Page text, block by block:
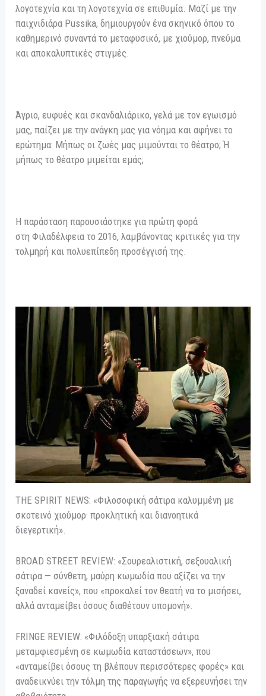
λογοτεχνία και τη λογοτεχνία σε επιθυμία. Μαζί με την
παιχνιδιάρα Pussika, δημιουργούν ένα σκηνικό όπου το
καθημερινό συναντά το μεταφυσικό, με χιούμορ, πνεύμα
και αποκαλυπτικές στιγμές.
Άγριο, ευφυές και σκανδαλιάρικο, γελά με τον εγωισμό
μας, παίζει με την ανάγκη μας για νόημα και αφήνει το
ερώτημα: Μήπως οι ζωές μας μιμούνται το θέατρο; Ή
μήπως το θέατρο μιμείται εμάς;
Η παράσταση παρουσιάστηκε για πρώτη φορά
στη Φιλαδέλφεια το 2016, λαμβάνοντας κριτικές για την
τολμηρή και πολυεπίπεδη προσέγγισή της.
THE SPIRIT NEWS: «Φιλοσοφική σάτιρα καλυμμένη με
σκοτεινό χιούμορ· προκλητική και διανοητικά
διεγερτική».
BROAD STREET REVIEW: «Σουρεαλιστική, σεξουαλική
σάτιρα — σύνθετη, μαύρη κωμωδία που αξίζει να την
ξαναδεί κανείς», που «προκαλεί τον θεατή να το μισήσει,
αλλά ανταμείβει όσους διαθέτουν υπομονή».
FRINGE REVIEW: «Φιλόδοξη υπαρξιακή σάτιρα
μεταμφιεσμένη σε κωμωδία καταστάσεων», που
«ανταμείβει όσους τη βλέπουν περισσότερες φορές» και
αναδεικνύει την τόλμη της παραγωγής να εξερευνήσει την